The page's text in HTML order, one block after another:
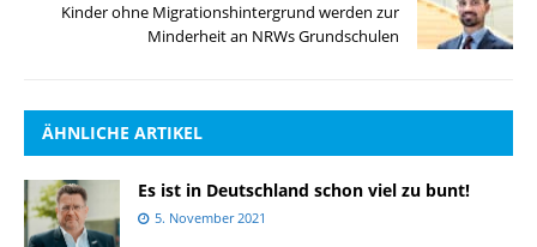
Kinder ohne Migrationshintergrund werden zur
Minderheit an NRWs Grundschulen
ÄHNLICHE ARTIKEL
Es ist in Deutschland schon viel zu bunt!
5. November 2021